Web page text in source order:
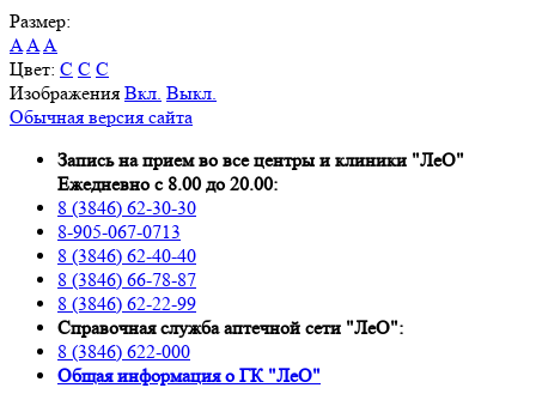
Размер:
AAA
Цвет: C C C
Изображения Вкл. Выкл.
Обычная версия сайта
Запись на прием во все центры и клиники "ЛеО"
Ежедневно с 8.00 до 20.00:
8 (3846) 62-30-30
8-905-067-0713
8 (3846) 62-40-40
8 (3846) 66-78-87
8 (3846) 62-22-99
Справочная служба аптечной сети "ЛеО":
8 (3846) 622-000
Oбщая информация о ГК "ЛеО"